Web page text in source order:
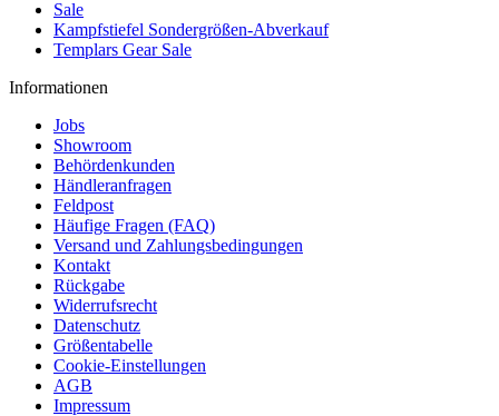
Sale
Kampfstiefel Sondergrößen-Abverkauf
Templars Gear Sale
Informationen
Jobs
Showroom
Behördenkunden
Händleranfragen
Feldpost
Häufige Fragen (FAQ)
Versand und Zahlungsbedingungen
Kontakt
Rückgabe
Widerrufsrecht
Datenschutz
Größentabelle
Cookie-Einstellungen
AGB
Impressum